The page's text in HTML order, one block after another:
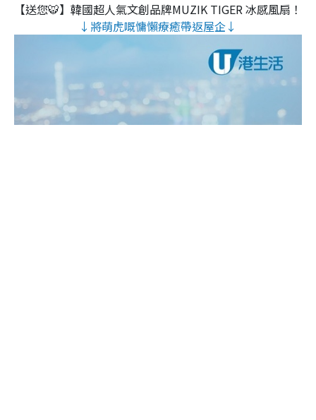
【送您🐯】韓國超人氣文創品牌MUZIK TIGER 冰感風扇！
↓將萌虎嘅慵懶療癒帶返屋企↓